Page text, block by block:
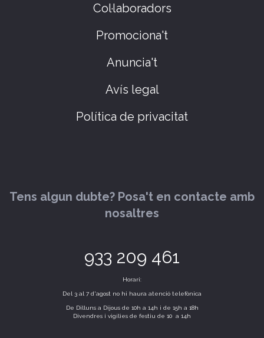
Col·laboradors
Promociona't
Anuncia't
Avís legal
Política de privacitat
Tens algun dubte? Posa't en contacte amb
nosaltres
933 209 461
Horari:
Del 3 al 7 d'agost no hi haura atenció telefònica
De Dilluns a Dijous de 10h a 14h i de 15h a 18h
Divendres i vigílies de festiu de 10 a 14h